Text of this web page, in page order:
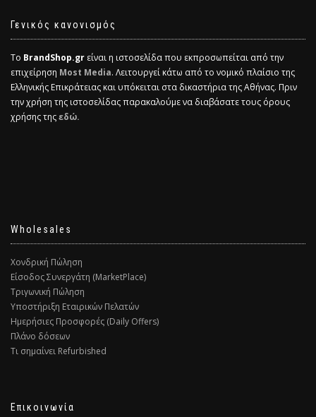
Γενικός κανονισμός
Το BrandShop.gr είναι η ιστοσελίδα που εκπροσωπείται από την
επιχείρηση Most Media. Λειτουργεί κάτω από το νομικό πλαίσιο της
Ελληνικής Επικράτειας και υπόκειται στα δικαστήρια της Αθήνας. Πριν
την χρήση της ιστοσελίδας παρακαλούμε να διαβάσατε τους όρους
χρήσης τηςεδώ.
Wholesales
Χονδρική Πώληση
Είσοδος Συνεργάτη (MarketPlace)
Τριγωνική Πώληση
Υποστήριξη Εταιρικών Πελατών
Ημερήσιες Προσφορές (Daily Offers)
Πλάνο δόσεων
Τι σημαίνει Refurbished
Επικοινωνία